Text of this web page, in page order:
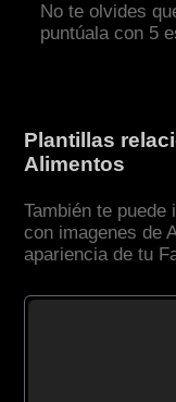
No te olvides
puntúala con 5
Plantillas
Alimentos
También te
con imagenes de
apariencia de tu